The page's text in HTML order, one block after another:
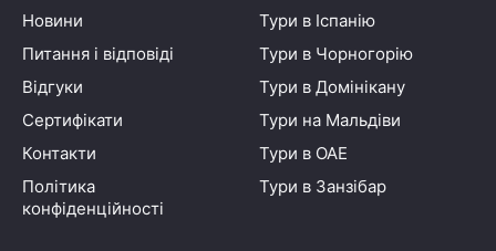
Новини
Питання і відповіді
Відгуки
Сертифікати
Контакти
Політика
конфіденційності
Тури в Іспанію
Тури в Чорногорію
Тури в Домінікану
Тури на Мальдіви
Тури в ОАЕ
Тури в Занзібар